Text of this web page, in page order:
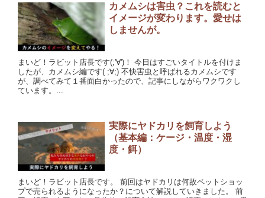
カメムシは害虫？これを読むと
イメージが変わります。愛せは
しませんが。
まいど！ラビット店長です(;'∀')！ 今日はすごいタイトルを付けま
したが、カメムシ編です( ;∀;) 不快害虫と呼ばれるカメムシです
が、調べてみて１番面白かったので、記事にしながらワクワクし
ています。...
実際にヤドカリを飼育しよう
（基本編：ケージ・温度・湿
度・餌）
まいど！ラビット店長です。 前回はヤドカリは何故ペットショッ
プで売られるようになったか？について解説していきました。 前